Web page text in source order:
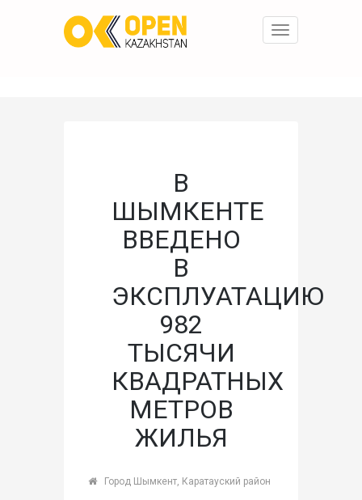
Toggle
В
ШЫМКЕНТЕ
ВВЕДЕНО
В
ЭКСПЛУАТАЦИЮ
982
ТЫСЯЧИ
КВАДРАТНЫХ
МЕТРОВ
ЖИЛЬЯ
Город Шымкент, Каратауский район